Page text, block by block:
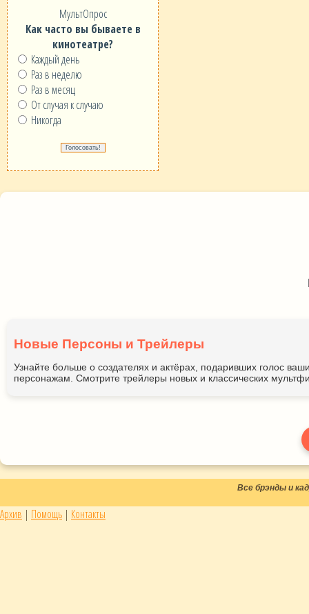
МультОпрос
Как часто вы бываете в
кинотеатре?
Каждый день
Раз в неделю
Раз в месяц
От случая к случаю
Никогда
Новые Персоны и Трейлеры
Узнайте больше о создателях и актёрах, подаривших голос
персонажам. Смотрите трейлеры новых и классических
Все брэнды и
Архив | Помощь | Контакты